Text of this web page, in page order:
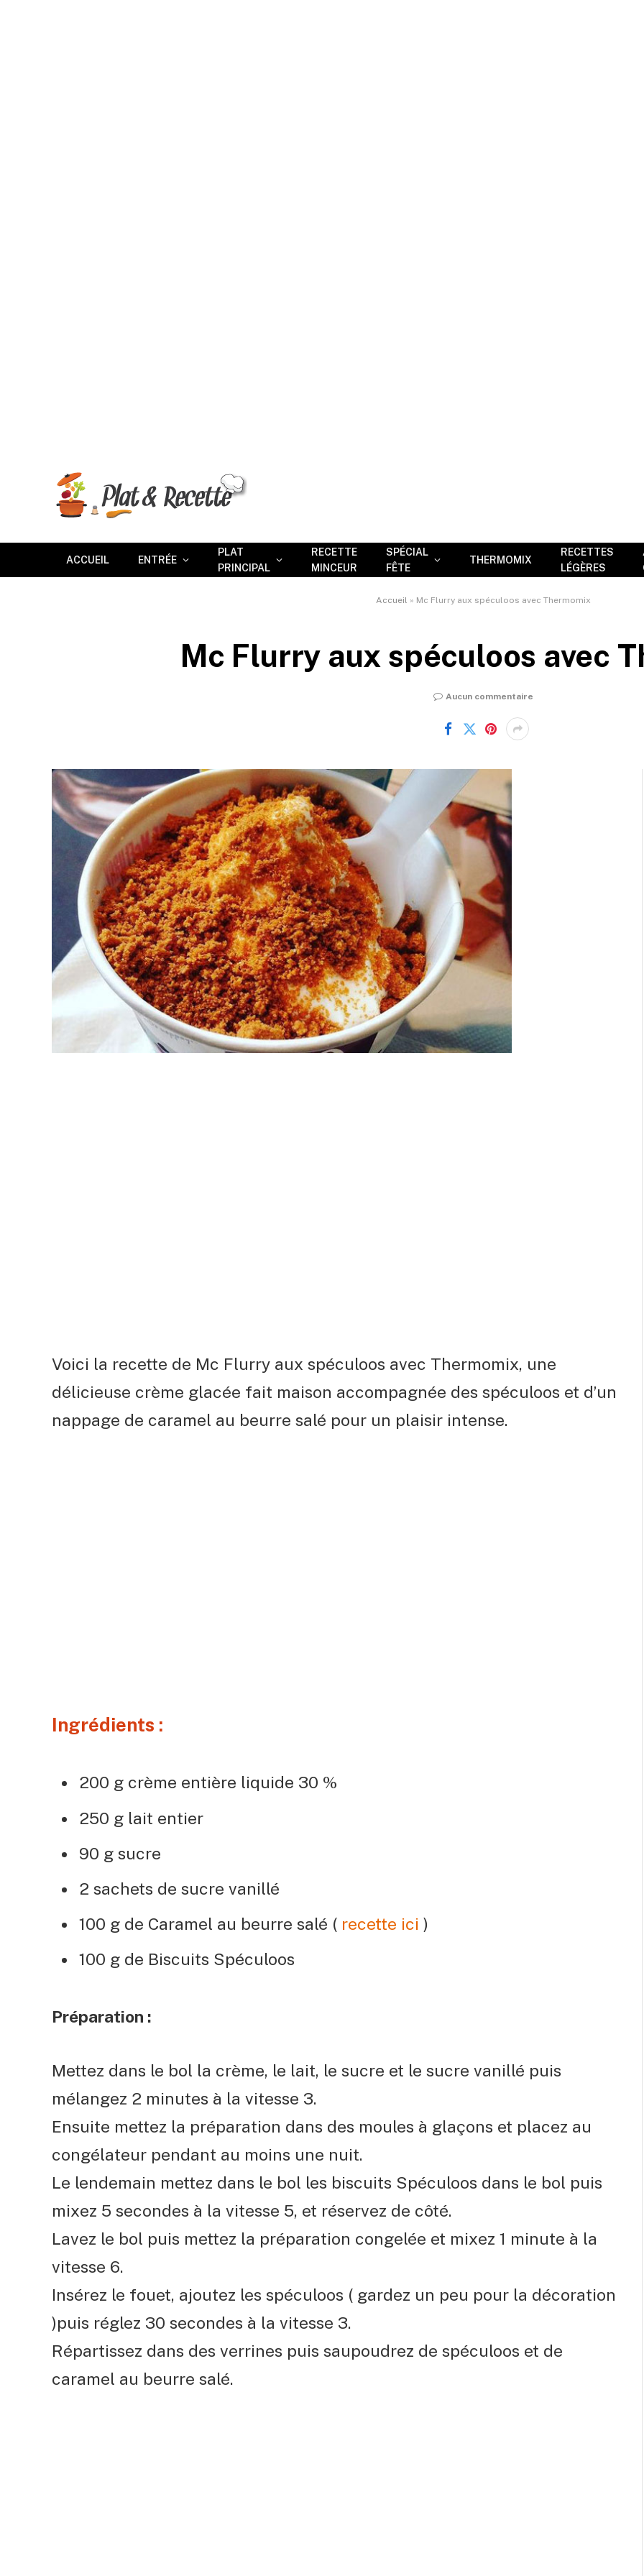
ACCUEIL ENTRÉE
PLAT
PRINCIPAL
RECETTE
MINCEUR
SPÉCIAL
FÊTE
THERMOMIX
RECETTES
LÉGÈRES
Accueil » Mc Flurry aux spéculoos avec Thermomix
Mc Flurry aux spéculoos avec
Aucun commentaire
Voici la recette de Mc Flurry aux spéculoos avec Thermomix, une
délicieuse crème glacée fait maison accompagnée des spéculoos et d’un
nappage de caramel au beurre salé pour un plaisir intense.
Ingrédients :
200 g crème entière liquide 30 %
250 g lait entier
90 g sucre
2 sachets de sucre vanillé
100 g de Caramel au beurre salé ( recette ici )
100 g de Biscuits Spéculoos
Préparation :
Mettez dans le bol la crème, le lait, le sucre et le sucre vanillé puis
mélangez 2 minutes à la vitesse 3.
Ensuite mettez la préparation dans des moules à glaçons et placez au
congélateur pendant au moins une nuit.
Le lendemain mettez dans le bol les biscuits Spéculoos dans le bol puis
mixez 5 secondes à la vitesse 5, et réservez de côté.
Lavez le bol puis mettez la préparation congelée et mixez 1 minute à la
vitesse 6.
Insérez le fouet, ajoutez les spéculoos ( gardez un peu pour la décoration
)puis réglez 30 secondes à la vitesse 3.
Répartissez dans des verrines puis saupoudrez de spéculoos et de
caramel au beurre salé.